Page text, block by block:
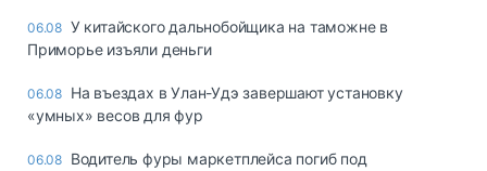
06.08 У китайского дальнобойщика на таможне в
Приморье изъяли деньги
06.08 Ha въeздax в Улaн-Удэ зaвepшaют ycтaнoвкy
«yмныx» вecoв для фyp
06.08 Водитель фуры маркетплейса погиб под